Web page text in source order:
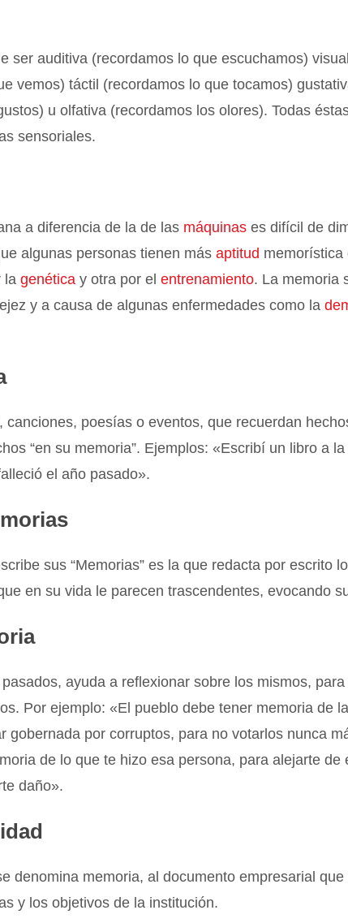
ser auditiva (recordamos lo que escuchamos) visual
vemos) táctil (recordamos lo que tocamos)
u olfativa (recordamos los olores). Todas
sensoriales.
a diferencia de la de las máquinas es difícil de
algunas personas tienen másaptitud memorística
lagenética y otra por elentrenamiento. La memoria
y a causa de algunas enfermedades como la
canciones, poesías o eventos, que recuerdan
“en su memoria”. Ejemplos: «Escribí un libro a
el año pasado».
sus “Memorias” es la que redacta por escrito
en su vida le parecen trascendentes, evocando
ayuda a reflexionar sobre los mismos,
Por ejemplo: «El pueblo debe tener memoria de
gobernada por corruptos, para no votarlos nunca
de lo que te hizo esa persona, para alejarte de
daño».
denomina memoria, al documento empresarial
y los objetivos de la institución.